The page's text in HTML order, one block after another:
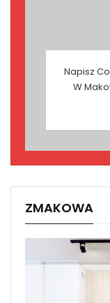
Napisz
W
ZMAKOWA